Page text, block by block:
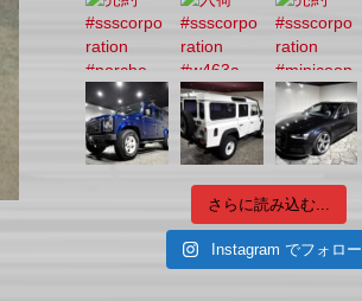
さらに読み込む...
Instagram でフォロー